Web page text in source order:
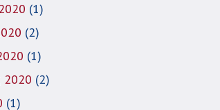
(1)
(2)
(1)
2020 (2)
(1)